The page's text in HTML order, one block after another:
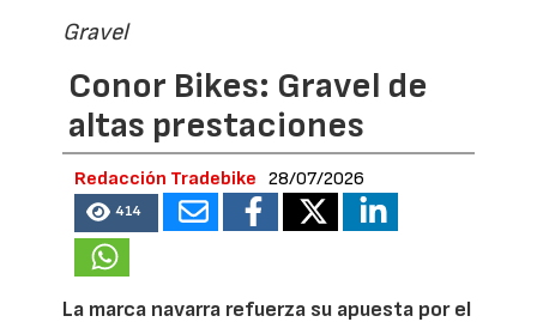
Gravel
Conor Bikes: Gravel de
altas prestaciones
Redacción Tradebike 28/07/2026
414
La marca navarra refuerza su apuesta por el